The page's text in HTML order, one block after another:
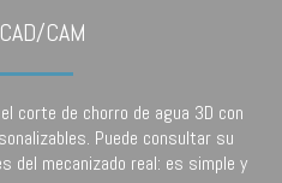
CAM
corte de chorro de agua 3D con
Puede consultar su
del mecanizado real: es simple y